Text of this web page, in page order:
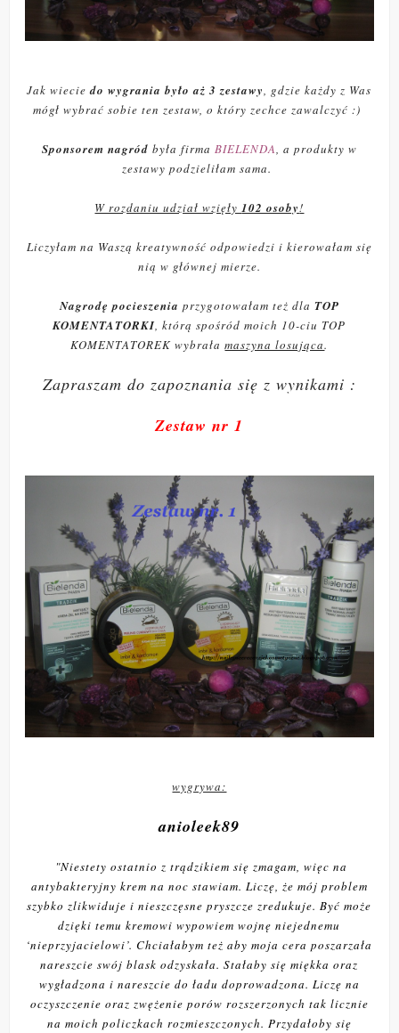
Jak wieciedo wygrania było aż 3 zestawy, gdzie każdy z Was
mógł wybrać sobie ten zestaw, o który zechce zawalczyć :)
Sponsorem nagród była firma BIELENDA, a produkty w
zestawy podzieliłam sama.
W rozdaniu udział wzięły102 osoby!
Liczyłam na Waszą kreatywność odpowiedzi i kierowałam się
nią w głównej mierze.
Nagrodę pocieszenia przygotowałam też dla TOP
KOMENTATORKI, którą spośród moich 10-ciu TOP
KOMENTATOREK wybrałamaszyna losująca.
Zapraszam do zapoznania się z wynikami :
Zestaw nr 1
wygrywa:
anioleek89
"Niestety ostatnio z trądzikiem się zmagam, więc na
antybakteryjny krem na noc stawiam. Liczę, że mój problem
szybko zlikwiduje i nieszczęsne pryszcze zredukuje. Być może
dzięki temu kremowi wypowiem wojnę niejednemu
‘nieprzyjacielowi’. Chciałabym też aby moja cera poszarzała
nareszcie swój blask odzyskała. Stałaby się miękka oraz
wygładzona i nareszcie do ładu doprowadzona. Liczę na
oczyszczenie oraz zwężenie porów rozszerzonych tak licznie
na moich policzkach rozmieszczonych. Przydałoby się